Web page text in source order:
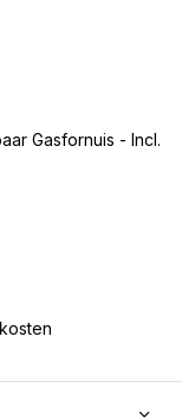
Gasfornuis - Incl.